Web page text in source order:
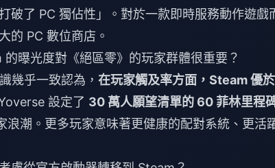
破了 PC 獨佔性」。對於一款即時服務動作遊戲
的 PC 數位商店。
曝光度對《絕區零》的玩家群體很重要？
幾乎一致認為， 在玩家觸及率方面，Steam 優
設定了 30 萬人願望清單的 60 菲林里程
浪潮。更多玩家意味著更健康的配對系統、更活